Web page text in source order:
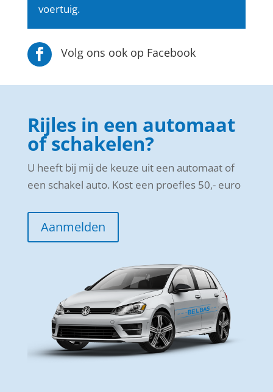
voertuig.
 Volg ons ook op Facebook
Rijles in een automaat
of schakelen?
U heeft bij mij de keuze uit een automaat of
een schakel auto. Kost een proefles 50,- euro
Aanmelden